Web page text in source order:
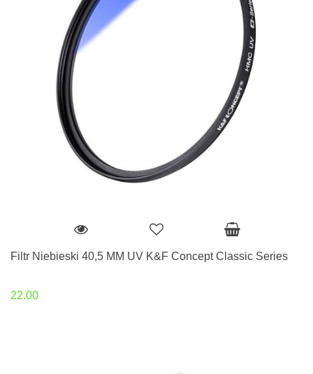
Filtr Niebieski 40,5 MM UV K&F Concept Classic Series
22.00